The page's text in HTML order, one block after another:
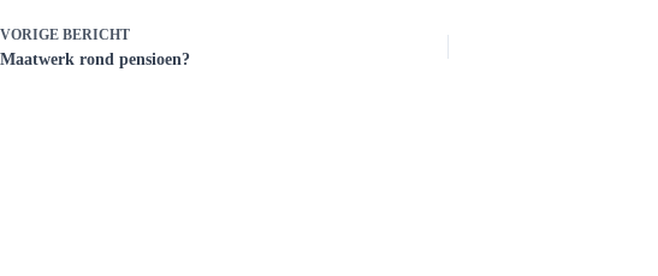
VORIGE BERICHT
Maatwerk rond pensioen?